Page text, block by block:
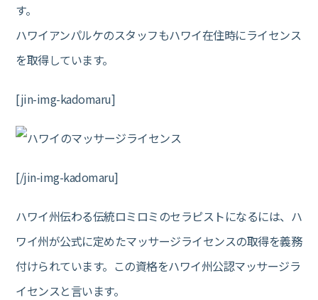
す。
ハワイアンパルケのスタッフもハワイ在住時にライセンス
を取得しています。
[jin-img-kadomaru]
[/jin-img-kadomaru]
ハワイ州伝わる伝統ロミロミのセラピストになるには、ハ
ワイ州が公式に定めたマッサージライセンスの取得を義務
付けられています。この資格をハワイ州公認マッサージラ
イセンスと言います。